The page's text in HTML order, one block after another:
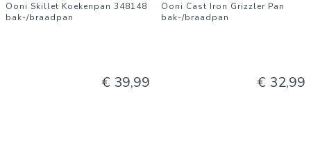
Ooni Skillet Koekenpan 348148
bak-/braadpan
€ 39,99
Ooni Cast Iron Grizzler Pan
bak-/braadpan
€ 32,99